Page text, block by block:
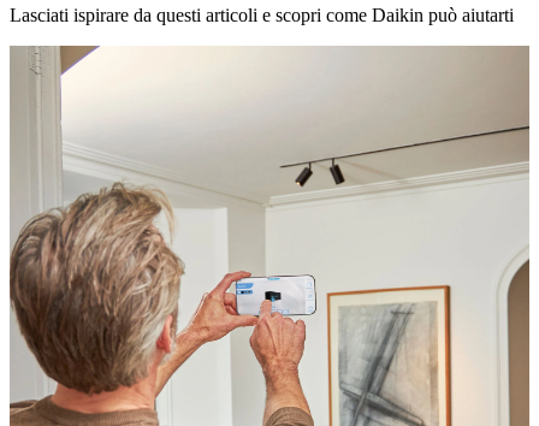
Lasciati ispirare da questi articoli e scopri come Daikin può aiutarti